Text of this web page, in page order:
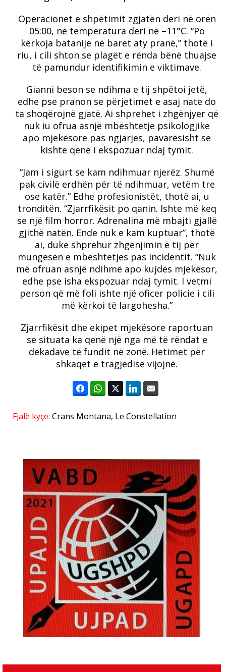
Operacionet e shpëtimit zgjatën deri në orën
05:00, në temperatura deri në –11°C. “Po
kërkoja batanije në baret aty pranë,” thotë i
riu, i cili shton se plagët e rënda bënë thuajse
të pamundur identifikimin e viktimave.
Gianni beson se ndihma e tij shpëtoi jetë,
edhe pse pranon se përjetimet e asaj nate do
ta shoqërojnë gjatë. Ai shprehet i zhgënjyer që
nuk iu ofrua asnjë mbështetje psikologjike
apo mjekësore pas ngjarjes, pavarësisht se
kishte qenë i ekspozuar ndaj tymit.
“Jam i sigurt se kam ndihmuar njerëz. Shumë
pak civilë erdhën për të ndihmuar, vetëm tre
ose katër.” Edhe profesionistët, thotë ai, u
tronditën. “Zjarrfikësit po qanin. Ishte më keq
se një film horror. Adrenalina më mbajti gjallë
gjithë natën. Ende nuk e kam kuptuar”, thotë
ai, duke shprehur zhgënjimin e tij për
mungesën e mbështetjes pas incidentit. “Nuk
më ofruan asnjë ndihmë apo kujdes mjekësor,
edhe pse isha ekspozuar ndaj tymit. I vetmi
person që më foli ishte një oficer policie i cili
më kërkoi të largohesha.”
Zjarrfikësit dhe ekipet mjekësore raportuan
se situata ka qenë një nga më të rëndat e
dekadave të fundit në zonë. Hetimet për
shkaqet e tragjedisë vijojnë.
Fjalë kyçe: Crans Montana, Le Constellation